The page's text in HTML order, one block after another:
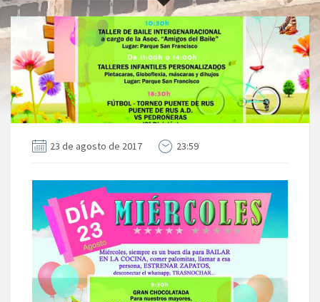
23 de agosto de 2017 23:59